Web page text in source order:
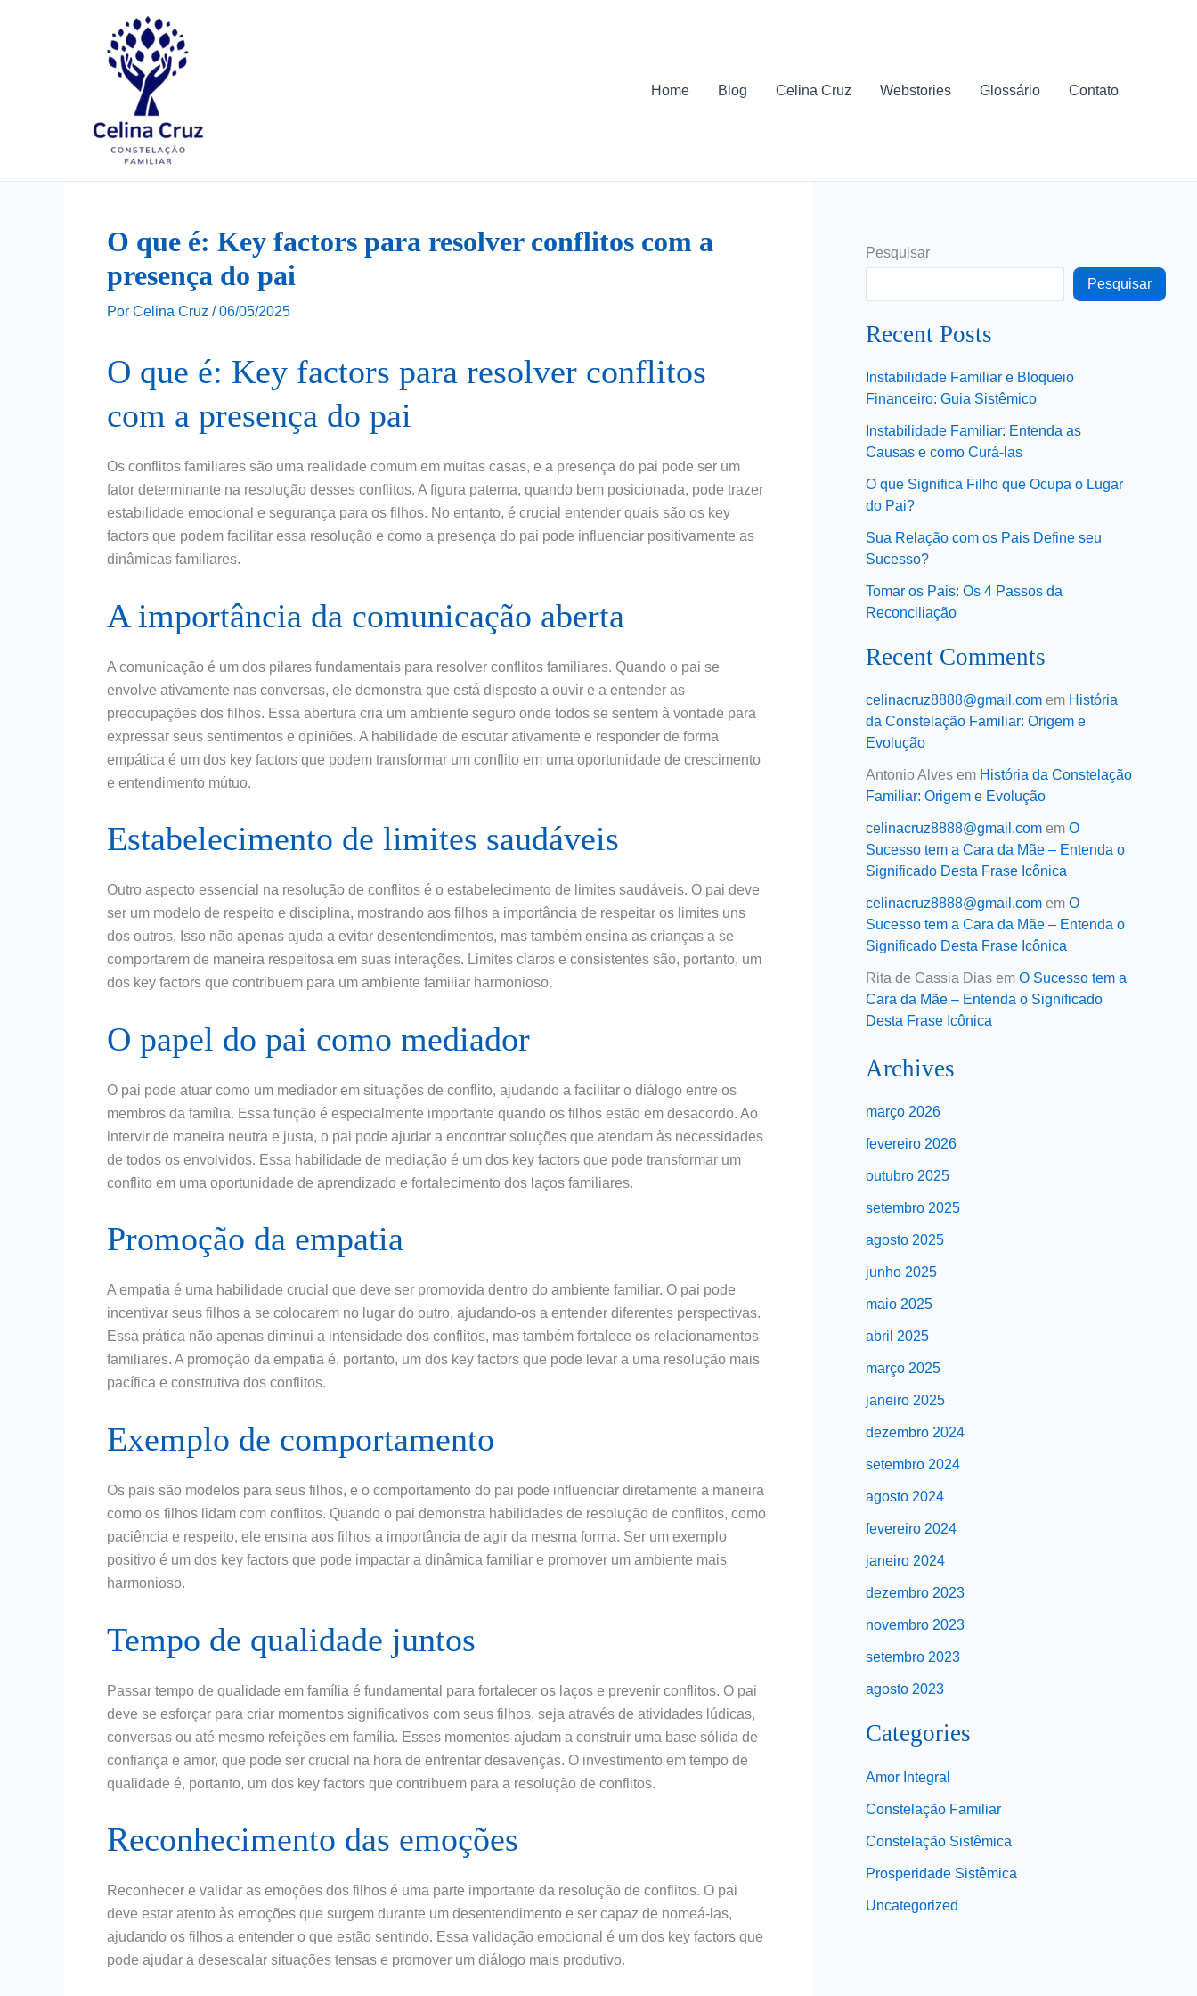
Home Blog Celina Cruz Webstories Glossário Contato
O que é: Key factors para resolver conflitos com a
presença do pai
Por Celina Cruz /06/05/2025
O que é: Key factors para resolver conflitos
com a presença do pai
Os conflitos familiares são uma realidade comum em muitas casas, e a presença do pai pode ser um
fator determinante na resolução desses conflitos. A figura paterna, quando bem posicionada, pode trazer
estabilidade emocional e segurança para os filhos. No entanto, é crucial entender quais são os key
factors que podem facilitar essa resolução e como a presença do pai pode influenciar positivamente as
dinâmicas familiares.
A importância da comunicação aberta
A comunicação é um dos pilares fundamentais para resolver conflitos familiares. Quando o pai se
envolve ativamente nas conversas, ele demonstra que está disposto a ouvir e a entender as
preocupações dos filhos. Essa abertura cria um ambiente seguro onde todos se sentem à vontade para
expressar seus sentimentos e opiniões. A habilidade de escutar ativamente e responder de forma
empática é um dos key factors que podem transformar um conflito em uma oportunidade de crescimento
e entendimento mútuo.
Estabelecimento de limites saudáveis
Outro aspecto essencial na resolução de conflitos é o estabelecimento de limites saudáveis. O pai deve
ser um modelo de respeito e disciplina, mostrando aos filhos a importância de respeitar os limites uns
dos outros. Isso não apenas ajuda a evitar desentendimentos, mas também ensina as crianças a se
comportarem de maneira respeitosa em suas interações. Limites claros e consistentes são, portanto, um
dos key factors que contribuem para um ambiente familiar harmonioso.
O papel do pai como mediador
O pai pode atuar como um mediador em situações de conflito, ajudando a facilitar o diálogo entre os
membros da família. Essa função é especialmente importante quando os filhos estão em desacordo. Ao
intervir de maneira neutra e justa, o pai pode ajudar a encontrar soluções que atendam às necessidades
de todos os envolvidos. Essa habilidade de mediação é um dos key factors que pode transformar um
conflito em uma oportunidade de aprendizado e fortalecimento dos laços familiares.
Promoção da empatia
A empatia é uma habilidade crucial que deve ser promovida dentro do ambiente familiar. O pai pode
incentivar seus filhos a se colocarem no lugar do outro, ajudando-os a entender diferentes perspectivas.
Essa prática não apenas diminui a intensidade dos conflitos, mas também fortalece os relacionamentos
familiares. A promoção da empatia é, portanto, um dos key factors que pode levar a uma resolução mais
pacífica e construtiva dos conflitos.
Exemplo de comportamento
Os pais são modelos para seus filhos, e o comportamento do pai pode influenciar diretamente a maneira
como os filhos lidam com conflitos. Quando o pai demonstra habilidades de resolução de conflitos, como
paciência e respeito, ele ensina aos filhos a importância de agir da mesma forma. Ser um exemplo
positivo é um dos key factors que pode impactar a dinâmica familiar e promover um ambiente mais
harmonioso.
Tempo de qualidade juntos
Passar tempo de qualidade em família é fundamental para fortalecer os laços e prevenir conflitos. O pai
deve se esforçar para criar momentos significativos com seus filhos, seja através de atividades lúdicas,
conversas ou até mesmo refeições em família. Esses momentos ajudam a construir uma base sólida de
confiança e amor, que pode ser crucial na hora de enfrentar desavenças. O investimento em tempo de
qualidade é, portanto, um dos key factors que contribuem para a resolução de conflitos.
Reconhecimento das emoções
Reconhecer e validar as emoções dos filhos é uma parte importante da resolução de conflitos. O pai
deve estar atento às emoções que surgem durante um desentendimento e ser capaz de nomeá-las,
ajudando os filhos a entender o que estão sentindo. Essa validação emocional é um dos key factors que
pode ajudar a desescalar situações tensas e promover um diálogo mais produtivo.
Pesquisar
Pesquisar
Recent Posts
Instabilidade Familiar e Bloqueio
Financeiro: Guia Sistêmico
Instabilidade Familiar: Entenda as
Causas e como Curá-las
O que Significa Filho que Ocupa o Lugar
do Pai?
Sua Relação com os Pais Define seu
Sucesso?
Tomar os Pais: Os 4 Passos da
Reconciliação
Recent Comments
celinacruz8888@gmail.com em História
da Constelação Familiar: Origem e
Evolução
Antonio Alves em História da Constelação
Familiar: Origem e Evolução
celinacruz8888@gmail.com em O
Sucesso tem a Cara da Mãe – Entenda o
Significado Desta Frase Icônica
celinacruz8888@gmail.com em O
Sucesso tem a Cara da Mãe – Entenda o
Significado Desta Frase Icônica
Rita de Cassia Dias em O Sucesso tem a
Cara da Mãe – Entenda o Significado
Desta Frase Icônica
Archives
março 2026
fevereiro 2026
outubro 2025
setembro 2025
agosto 2025
junho 2025
maio 2025
abril 2025
março 2025
janeiro 2025
dezembro 2024
setembro 2024
agosto 2024
fevereiro 2024
janeiro 2024
dezembro 2023
novembro 2023
setembro 2023
agosto 2023
Categories
Amor Integral
Constelação Familiar
Constelação Sistêmica
Prosperidade Sistêmica
Uncategorized